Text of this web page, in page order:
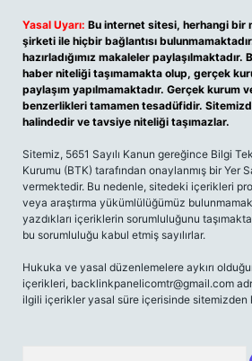
Yasal Uyarı: Bu internet sitesi, herhangi bir
şirketi ile hiçbir bağlantısı
hazırladığımız makaleler
haber niteliği taşımamakta olup, gerçek
paylaşım yapılmamaktadır. Gerçek kurum
benzerlikleri tamamen tesadüfidir.
halindedir ve tavsiye niteliği taşımazlar.
Sitemiz, 5651 Sayılı Kanun gereğince Bilgi
Kurumu (BTK) tarafından onaylanmış bir Yer
vermektedir. Bu nedenle, sitedeki içerikleri
veya araştırma yükümlülüğümüz
yazdıkları içeriklerin sorumluluğunu
bu sorumluluğu kabul etmiş sayılırlar.
Hukuka ve yasal düzenlemelere aykırı
içerikleri, backlinkpanelicomtr@gmail.com
ilgili içerikler yasal süre içerisinde sitemizden